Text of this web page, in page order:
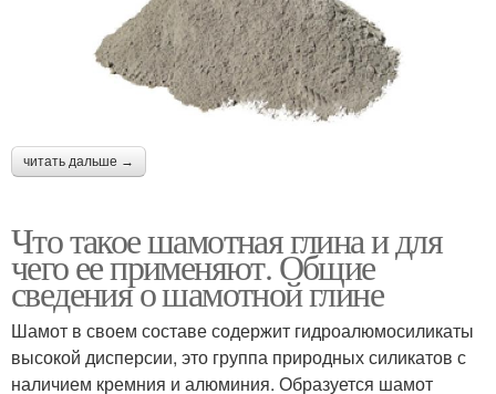
читать дальше →
Что такое шамотная глина и для
чего ее применяют. Общие
сведения о шамотной глине
Шамот в своем составе содержит гидроалюмосиликаты
высокой дисперсии, это группа природных силикатов с
наличием кремния и алюминия. Образуется шамот